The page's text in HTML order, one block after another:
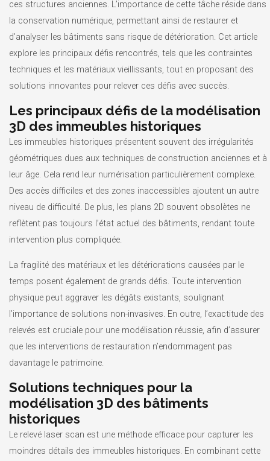
ces structures anciennes. L’importance de cette tâche réside dans
la conservation numérique, permettant ainsi de restaurer et
d’analyser les bâtiments sans risque de détérioration. Cet article
explore les principaux défis rencontrés, tels que les contraintes
techniques et les matériaux vieillissants, tout en proposant des
solutions innovantes pour relever ces défis avec succès.
Les principaux défis de la modélisation
3D des immeubles historiques
Les immeubles historiques présentent souvent des irrégularités
géométriques dues aux techniques de construction anciennes et à
leur âge. Cela rend leur numérisation particulièrement complexe.
Des accès difficiles et des zones inaccessibles ajoutent un autre
niveau de difficulté. De plus, les plans 2D souvent obsolètes ne
reflètent pas toujours l’état actuel des bâtiments, rendant toute
intervention plus compliquée.
La fragilité des matériaux et les détériorations causées par le
temps posent également de grands défis. Toute intervention
physique peut aggraver les dégâts existants, soulignant
l’importance de solutions non-invasives. En outre, l’exactitude des
relevés est cruciale pour une modélisation réussie, afin d’assurer
que les interventions de restauration n’endommagent pas
davantage le patrimoine.
Solutions techniques pour la
modélisation 3D des bâtiments
historiques
Le relevé laser scan est une méthode efficace pour capturer les
moindres détails des immeubles historiques. En combinant cette